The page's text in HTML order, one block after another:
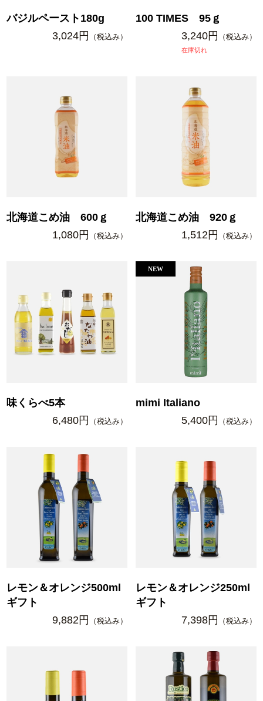
バジルペースト180g
3,024円
（税込み）
100 TIMES 95ｇ
3,240円
（税込み）
在庫切れ
北海道こめ油 600ｇ
1,080円
（税込み）
北海道こめ油 920ｇ
1,512円
（税込み）
味くらべ5本
6,480円
（税込み）
mimi Italiano
5,400円
（税込み）
レモン＆オレンジ500ml
ギフト
9,882円
（税込み）
レモン＆オレンジ250ml
ギフト
7,398円
（税込み）